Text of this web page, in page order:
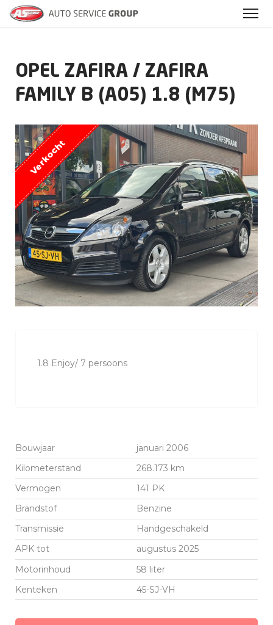
OPEL ZAFIRA / ZAFIRA
FAMILY B (A05) 1.8 (M75)
1.8 Enjoy/ 7 persoons
Bouwjaar
januari 2006
Kilometerstand
268.173 km
Vermogen
141 PK
Brandstof
Benzine
Transmissie
Handgeschakeld
APK tot
augustus 2025
Motorinhoud
58 liter
Kenteken
45-SJ-VH